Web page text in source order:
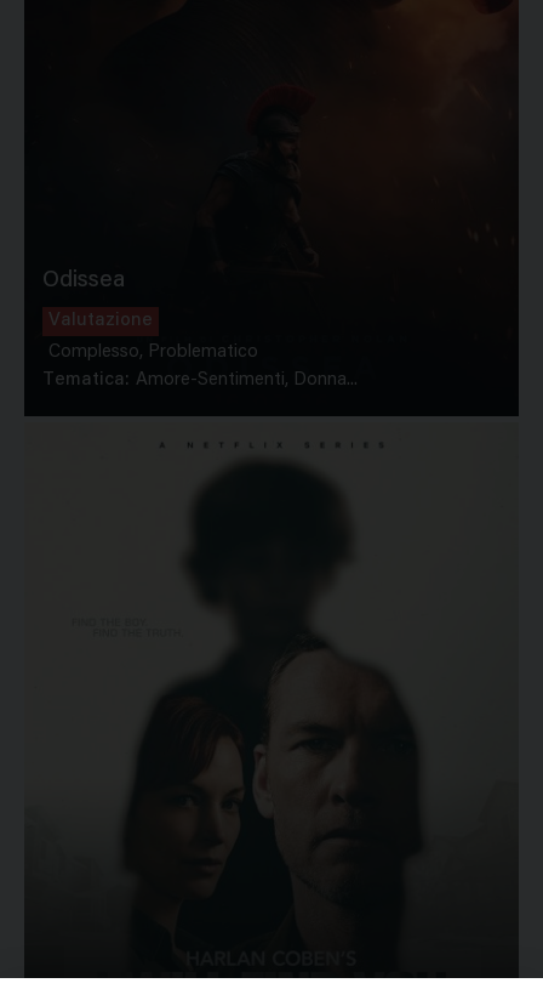
Odissea
Valutazione
Complesso, Problematico
Tematica: Amore-Sentimenti, Donna...